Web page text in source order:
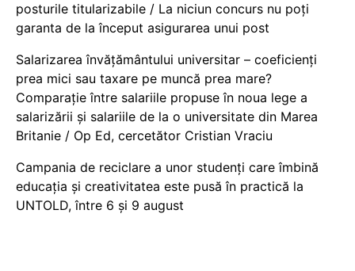
posturile titularizabile / La niciun concurs nu poți
garanta de la început asigurarea unui post
Salarizarea învățământului universitar – coeficienți
prea mici sau taxare pe muncă prea mare?
Comparație între salariile propuse în noua lege a
salarizării și salariile de la o universitate din Marea
Britanie / Op Ed, cercetător Cristian Vraciu
Campania de reciclare a unor studenți care îmbină
educația și creativitatea este pusă în practică la
UNTOLD, între 6 și 9 august